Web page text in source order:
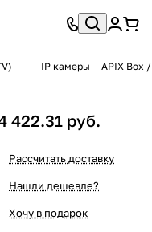
IP камеры APIX Box
422.31 руб.
Рассчитать доставку
Нашли дешевле?
Хочу в подарок